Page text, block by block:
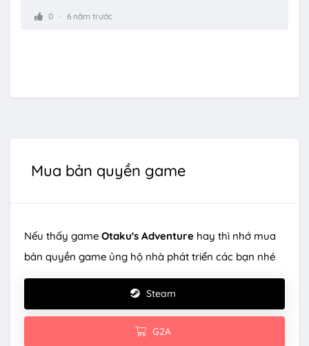
0 6 năm trước
Mua bản quyền game
Nếu thấy game Otaku's Adventure hay thì nhớ mua
bản quyền game ủng hộ nhà phát triển các bạn nhé
Steam
G2A